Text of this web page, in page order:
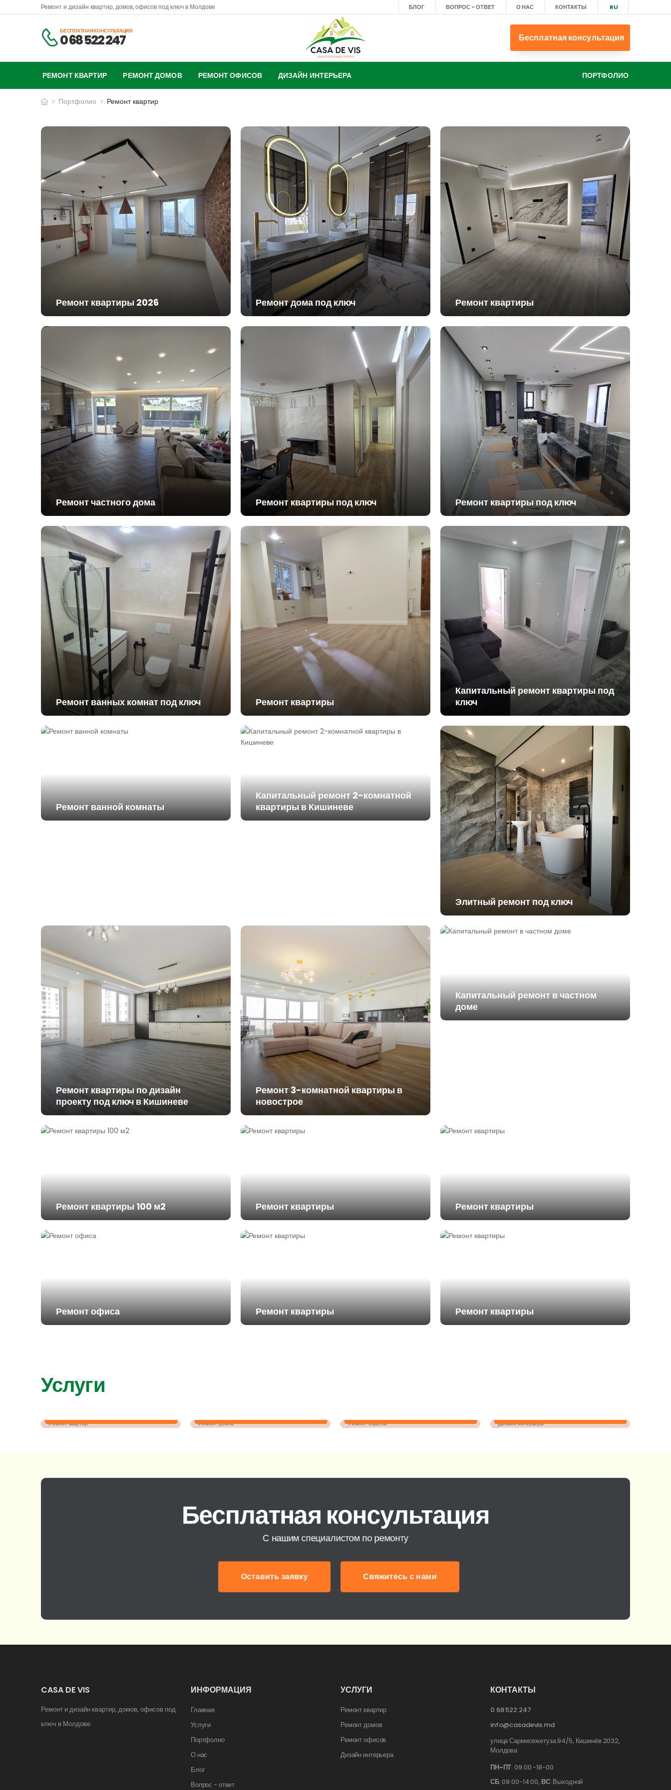
Ремонт и дизайн квартир, домов, офисов под ключ в Молдове БЛОГ ВОПРОС - ОТВЕТ О НАС КОНТАКТЫ RU
БЕСПЛАТНАЯ КОНСУЛЬТАЦИЯ
0 68 522 247 Бесплатная консультация
РЕМОНТ КВАРТИР РЕМОНТ ДОМОВ РЕМОНТ ОФИСОВ ДИЗАЙН ИНТЕРЬЕРА ПОРТФОЛИО
Портфолио Ремонт квартир
Ремонт квартиры 2026 Ремонт дома под ключ Ремонт квартиры
Ремонт частного дома Ремонт квартиры под ключ Ремонт квартиры под ключ
Ремонт ванных комнат под ключ Ремонт квартиры
Капитальный ремонт квартиры под
ключ
Ремонт ванной комнаты
Капитальный ремонт 2-комнатной
квартиры в Кишиневе
Элитный ремонт под ключ
Ремонт квартиры по дизайн
проекту под ключ в Кишиневе
Ремонт 3-комнатной квартиры в
новострое
Капитальный ремонт в частном
доме
Ремонт квартиры 100 м2 Ремонт квартиры Ремонт квартиры
Ремонт офиса Ремонт квартиры Ремонт квартиры
Услуги
Бесплатная консультация
С нашим специалистом по ремонту
Оставить заявку Свяжитесь с нами
CASA DE VIS
Ремонт и дизайн квартир, домов, офисов под
ключ в Молдове
ИНФОРМАЦИЯ
Главная
Услуги
Портфолио
О нас
Блог
Вопрос - ответ
УСЛУГИ
Ремонт квартир
Ремонт домов
Ремонт офисов
Дизайн интерьера
КОНТАКТЫ
0 68 522 247
info@casadevis.md
улица Сармисежетуза 94/5, Кишинёв 2032,
Молдова
ПН-ПТ: 09:00 -18-00
СБ: 09:00-14:00, ВС: Выходной